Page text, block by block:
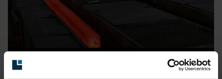
Stål & Metallurgi